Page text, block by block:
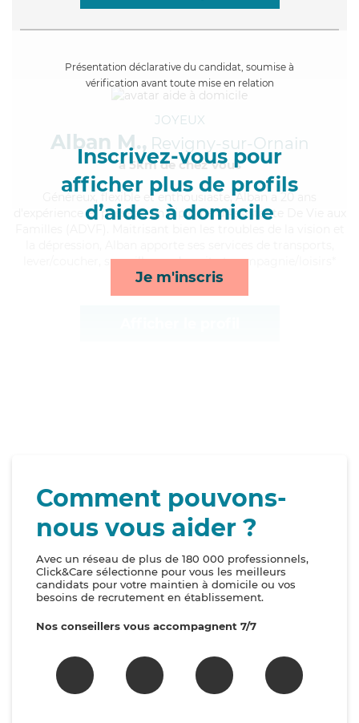
Présentation déclarative du candidat, soumise à
vérification avant toute mise en relation
Inscrivez-vous pour
afficher plus de profils
d’aides à domicile
Je m'inscris
JOYEUX
Alban M., Revigny-sur-Ornain
à 5km de chez Vous
, flexible et enthousiaste, Alban a 20 ans
d'expérience et possède un diplôme d'Assistante De Vie aux
lever/coucher, surveillance de nuit et compagnie/loisirs*
Comment pouvons-
nous vous aider ?
Avec un réseau de plus de 180 000 professionnels,
Click&Care sélectionne pour vous les meilleurs
candidats pour votre maintien à domicile ou vos
besoins de recrutement en établissement.
Nos conseillers vous accompagnent 7/7